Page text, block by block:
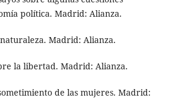
política. Madrid: Alianza.
Madrid: Alianza.
la libertad. Madrid: Alianza.
de las mujeres. Madrid: